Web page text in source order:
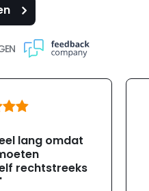
lang omdat
rechtstreeks